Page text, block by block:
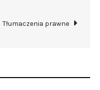
Tłumaczenia prawne